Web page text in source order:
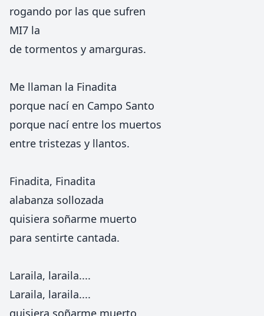
rogando por las que sufren
MI7 la
de tormentos y amarguras.
Me llaman la Finadita
porque nací en Campo Santo
porque nací entre los muertos
entre tristezas y llantos.
Finadita, Finadita
alabanza sollozada
quisiera soñarme muerto
para sentirte cantada.
Laraila, laraila....
Laraila, laraila....
quisiera soñarme muerto